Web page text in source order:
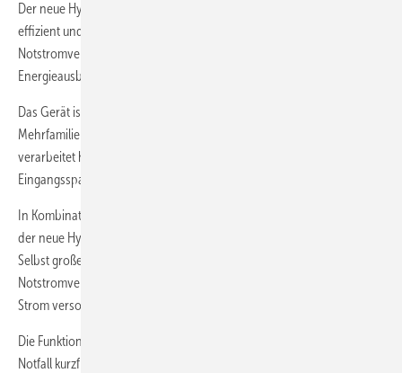
Der neue Hybridwechselrichter Verto Plus ist leistungsstark, sehr
effizient und wird vielfältig eingesetzt. Er bietet zuverlässige
Notstromversorgung bei Netzausfall und optimiert die
Energieausbeute.
Das Gerät ist für landwirtschaftliche Betriebe, Kleingewerbe oder
Mehrfamilienhäuser geeignet. Das innovative Multi-MPPT-Konzept
verarbeitet hohe Ströme und bietet einen breiten Bereich für die
Eingangsspannung an.
In Kombination mit dem Batteriespeicher Fronius Reserva garantiert
der neue Hybridwechselrichter stets eine zuverlässige Stromquelle.
Selbst große Verbraucher werden mit dreiphasiger
Notstromversorgung rund um die Uhr und bei Netzausfällen sicher mit
Strom versorgt.
Die Funktion Backup Power Boost erlaubt es, die Ausgangsleistung im
Notfall kurzfristig zu erhöhen, um wichtige Stromverbraucher wieder